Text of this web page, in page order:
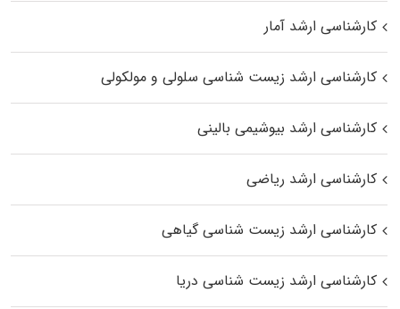
کارشناسی ارشد آمار
کارشناسی ارشد زیست شناسی سلولی و مولکولی
کارشناسی ارشد بیوشیمی بالینی
کارشناسی ارشد ریاضی
کارشناسی ارشد زیست‌ شناسی گیاهی
کارشناسی ارشد زیست‌ شناسی دریا